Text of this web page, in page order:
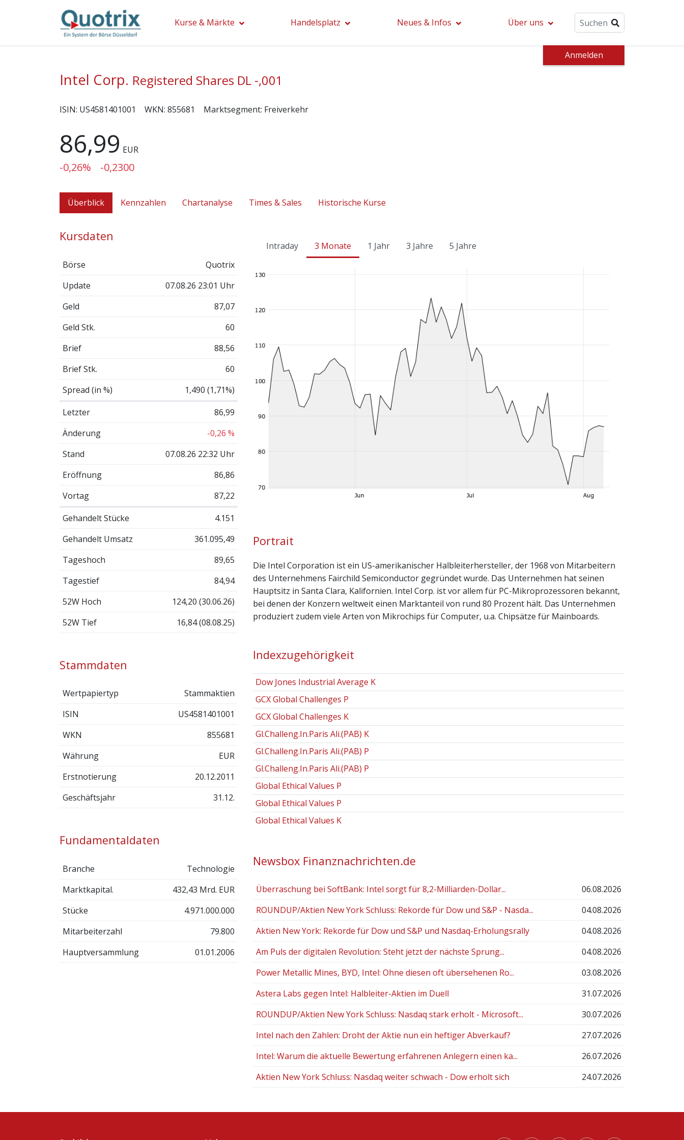
Kurse & Märkte Handelsplatz Neues & Infos Über uns
Anmelden
Intel Corp. Registered Shares DL -,001
ISIN: US4581401001 WKN: 855681 Marktsegment: Freiverkehr
86,99 EUR
-0,26% -0,2300
Überblick Kennzahlen Chartanalyse Times & Sales Historische Kurse
Kursdaten
Börse
Quotrix
Update
07.08.26 23:01 Uhr
Geld
87,07
Geld Stk.
60
Brief
88,56
Brief Stk.
60
Spread (in %)
1,490 (1,71%)
Letzter
86,99
Änderung
-0,26 %
Stand
07.08.26 22:32 Uhr
Eröffnung
86,86
Vortag
87,22
Gehandelt Stücke
4.151
Gehandelt Umsatz
361.095,49
Tageshoch
89,65
Tagestief
84,94
52W Hoch
124,20 (30.06.26)
52W Tief
16,84 (08.08.25)
Stammdaten
Wertpapiertyp
Stammaktien
ISIN
US4581401001
WKN
855681
Währung
EUR
Erstnotierung
20.12.2011
Geschäftsjahr
31.12.
Fundamentaldaten
Branche
Technologie
Marktkapital.
432,43 Mrd. EUR
Stücke
4.971.000.000
Mitarbeiterzahl
79.800
Hauptversammlung
01.01.2006
Intraday 3 Monate 1 Jahr 3 Jahre 5 Jahre
Portrait
Die Intel Corporation ist ein US-amerikanischer Halbleiterhersteller, der 1968 von Mitarbeitern
des Unternehmens Fairchild Semiconductor gegründet wurde. Das Unternehmen hat seinen
Hauptsitz in Santa Clara, Kalifornien. Intel Corp. ist vor allem für PC-Mikroprozessoren bekannt,
bei denen der Konzern weltweit einen Marktanteil von rund 80 Prozent hält. Das Unternehmen
produziert zudem viele Arten von Mikrochips für Computer, u.a. Chipsätze für Mainboards.
Indexzugehörigkeit
Dow Jones Industrial Average K
GCX Global Challenges P
GCX Global Challenges K
Gl.Challeng.In.Paris Ali.(PAB) K
Gl.Challeng.In.Paris Ali.(PAB) P
Gl.Challeng.In.Paris Ali.(PAB) P
Global Ethical Values P
Global Ethical Values P
Global Ethical Values K
Newsbox Finanznachrichten.de
Überraschung bei SoftBank: Intel sorgt für 8,2-Milliarden-Dollar...
06.08.2026
ROUNDUP/Aktien New York Schluss: Rekorde für Dow und S&P - Nasda...
04.08.2026
Aktien New York: Rekorde für Dow und S&P und Nasdaq-Erholungsrally
04.08.2026
Am Puls der digitalen Revolution: Steht jetzt der nächste Sprung...
04.08.2026
Power Metallic Mines, BYD, Intel: Ohne diesen oft übersehenen Ro...
03.08.2026
Astera Labs gegen Intel: Halbleiter-Aktien im Duell
31.07.2026
ROUNDUP/Aktien New York Schluss: Nasdaq stark erholt - Microsoft...
30.07.2026
Intel nach den Zahlen: Droht der Aktie nun ein heftiger Abverkauf?
27.07.2026
Intel: Warum die aktuelle Bewertung erfahrenen Anlegern einen ka...
26.07.2026
Aktien New York Schluss: Nasdaq weiter schwach - Dow erholt sich
24.07.2026